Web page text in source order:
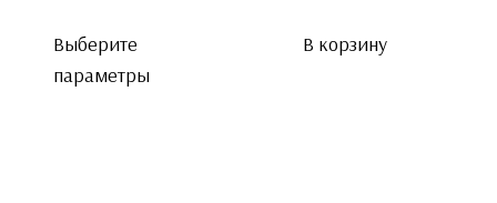
Выберите
параметры
В корзину